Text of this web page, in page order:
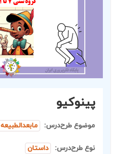
پینوکیو
موضوع طرح‌درس: مابعدالطبیعه
نوع طرح‌درس: داستان